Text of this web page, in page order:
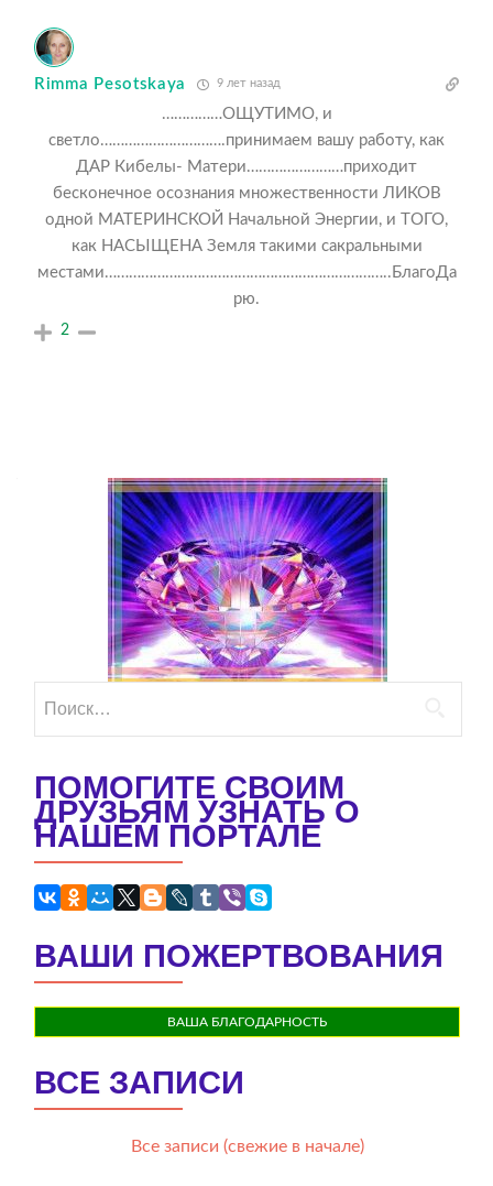
Rimma Pesotskaya 9 лет назад
……………ОЩУТИМО, и
светло………………………….принимаем вашу работу, как
ДАР Кибелы- Матери……………………приходит
бесконечное осознания множественности ЛИКОВ
одной МАТЕРИНСКОЙ Начальной Энергии, и ТОГО,
как НАСЫЩЕНА Земля такими сакральными
местами……………………………………………………………..БлагоДа
рю.
2
ПОМОГИТЕ СВОИМ
ДРУЗЬЯМ УЗНАТЬ О
НАШЕМ ПОРТАЛЕ
ВАШИ ПОЖЕРТВОВАНИЯ
ВАША БЛАГОДАРНОСТЬ
ВСЕ ЗАПИСИ
Все записи (свежие в начале)